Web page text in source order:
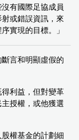
有國際足協成員
或錯誤資訊，來
實現的目標。」
言和明顯虛假的
利益，但對變革
授權，或他獲選
權基金的計劃細